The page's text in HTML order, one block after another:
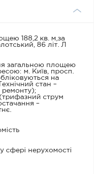
188,2 кв. м,за
86 літ. Л
загальною площею
м. Київ, просп.
на
стан –
ремонту);
струм
–
сфері нерухомості